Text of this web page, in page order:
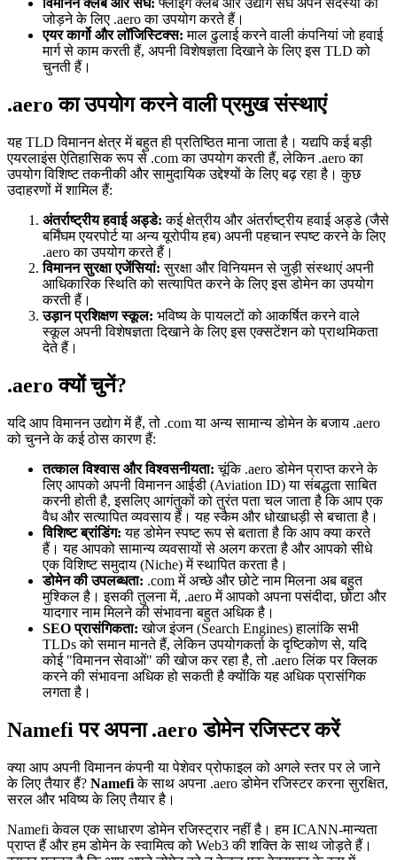
विमानन क्लब और संघ: फ्लाइंग क्लब और उद्योग संघ अपने सदस्यों को
जोड़ने के लिए .aero का उपयोग करते हैं।
एयर कार्गो और लॉजिस्टिक्स: माल ढुलाई करने वाली कंपनियां जो हवाई
मार्ग से काम करती हैं, अपनी विशेषज्ञता दिखाने के लिए इस TLD को
चुनती हैं।
.aero का उपयोग करने वाली प्रमुख संस्थाएं
यह TLD विमानन क्षेत्र में बहुत ही प्रतिष्ठित माना जाता है। यद्यपि कई बड़ी
एयरलाइंस ऐतिहासिक रूप से .com का उपयोग करती हैं, लेकिन .aero का
उपयोग विशिष्ट तकनीकी और सामुदायिक उद्देश्यों के लिए बढ़ रहा है। कुछ
उदाहरणों में शामिल हैं:
अंतर्राष्ट्रीय हवाई अड्डे: कई क्षेत्रीय और अंतर्राष्ट्रीय हवाई अड्डे (जैसे
बर्मिंघम एयरपोर्ट या अन्य यूरोपीय हब) अपनी पहचान स्पष्ट करने के लिए
.aero का उपयोग करते हैं।
विमानन सुरक्षा एजेंसियां: सुरक्षा और विनियमन से जुड़ी संस्थाएं अपनी
आधिकारिक स्थिति को सत्यापित करने के लिए इस डोमेन का उपयोग
करती हैं।
उड़ान प्रशिक्षण स्कूल: भविष्य के पायलटों को आकर्षित करने वाले
स्कूल अपनी विशेषज्ञता दिखाने के लिए इस एक्सटेंशन को प्राथमिकता
देते हैं।
.aero क्यों चुनें?
यदि आप विमानन उद्योग में हैं, तो .com या अन्य सामान्य डोमेन के बजाय .aero
को चुनने के कई ठोस कारण हैं:
तत्काल विश्वास और विश्वसनीयता: चूंकि .aero डोमेन प्राप्त करने के
लिए आपको अपनी विमानन आईडी (Aviation ID) या संबद्धता साबित
करनी होती है, इसलिए आगंतुकों को तुरंत पता चल जाता है कि आप एक
वैध और सत्यापित व्यवसाय हैं। यह स्कैम और धोखाधड़ी से बचाता है।
विशिष्ट ब्रांडिंग: यह डोमेन स्पष्ट रूप से बताता है कि आप क्या करते
हैं। यह आपको सामान्य व्यवसायों से अलग करता है और आपको सीधे
एक विशिष्ट समुदाय (Niche) में स्थापित करता है।
डोमेन की उपलब्धता: .com में अच्छे और छोटे नाम मिलना अब बहुत
मुश्किल है। इसकी तुलना में, .aero में आपको अपना पसंदीदा, छोटा और
यादगार नाम मिलने की संभावना बहुत अधिक है।
SEO प्रासंगिकता: खोज इंजन (Search Engines) हालांकि सभी
TLDs को समान मानते हैं, लेकिन उपयोगकर्ता के दृष्टिकोण से, यदि
कोई "विमानन सेवाओं" की खोज कर रहा है, तो .aero लिंक पर क्लिक
करने की संभावना अधिक हो सकती है क्योंकि यह अधिक प्रासंगिक
लगता है।
Namefi पर अपना .aero डोमेन रजिस्टर करें
क्या आप अपनी विमानन कंपनी या पेशेवर प्रोफाइल को अगले स्तर पर ले जाने
के लिए तैयार हैं? Namefiके साथ अपना .aero डोमेन रजिस्टर करना सुरक्षित,
सरल और भविष्य के लिए तैयार है।
Namefi केवल एक साधारण डोमेन रजिस्ट्रार नहीं है। हम ICANN-मान्यता
प्राप्त हैं और हम डोमेन के स्वामित्व को Web3 की शक्ति के साथ जोड़ते हैं।